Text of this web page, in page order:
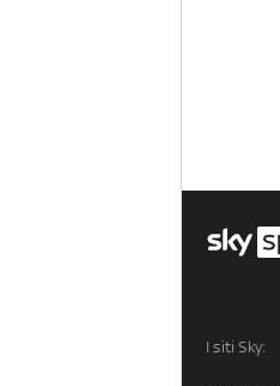
I siti Sky: